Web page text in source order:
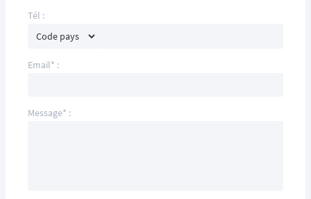
Tél :
Email* :
Message* :